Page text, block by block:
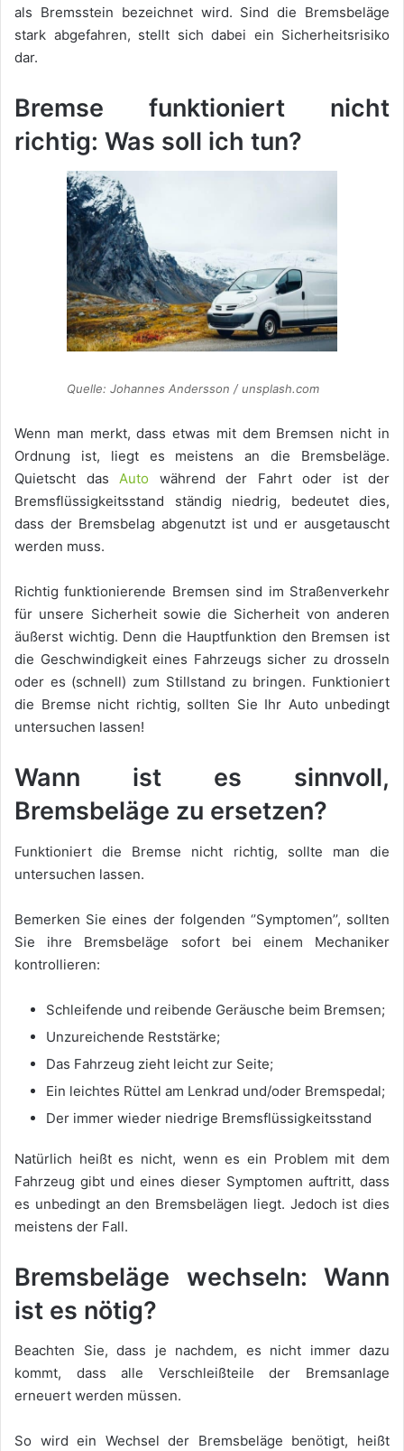
als Bremsstein bezeichnet wird. Sind die Bremsbeläge
stark abgefahren, stellt sich dabei ein Sicherheitsrisiko
dar.
Bremse funktioniert nicht
richtig: Was soll ich tun?
Quelle: Johannes Andersson / unsplash.com
Wenn man merkt, dass etwas mit dem Bremsen nicht in
Ordnung ist, liegt es meistens an die Bremsbeläge.
Quietscht das Auto während der Fahrt oder ist der
Bremsflüssigkeitsstand ständig niedrig, bedeutet dies,
dass der Bremsbelag abgenutzt ist und er ausgetauscht
werden muss.
Richtig funktionierende Bremsen sind im Straßenverkehr
für unsere Sicherheit sowie die Sicherheit von anderen
äußerst wichtig. Denn die Hauptfunktion den Bremsen ist
die Geschwindigkeit eines Fahrzeugs sicher zu drosseln
oder es (schnell) zum Stillstand zu bringen. Funktioniert
die Bremse nicht richtig, sollten Sie Ihr Auto unbedingt
untersuchen lassen!
Wann ist es sinnvoll,
Bremsbeläge zu ersetzen?
Funktioniert die Bremse nicht richtig, sollte man die
untersuchen lassen.
Bemerken Sie eines der folgenden ‘’Symptomen’’, sollten
Sie ihre Bremsbeläge sofort bei einem Mechaniker
kontrollieren:
Schleifende und reibende Geräusche beim Bremsen;
Unzureichende Reststärke;
Das Fahrzeug zieht leicht zur Seite;
Ein leichtes Rüttel am Lenkrad und/oder Bremspedal;
Der immer wieder niedrige Bremsflüssigkeitsstand
Natürlich heißt es nicht, wenn es ein Problem mit dem
Fahrzeug gibt und eines dieser Symptomen auftritt, dass
es unbedingt an den Bremsbelägen liegt. Jedoch ist dies
meistens der Fall.
Bremsbeläge wechseln: Wann
ist es nötig?
Beachten Sie, dass je nachdem, es nicht immer dazu
kommt, dass alle Verschleißteile der Bremsanlage
erneuert werden müssen.
So wird ein Wechsel der Bremsbeläge benötigt, heißt